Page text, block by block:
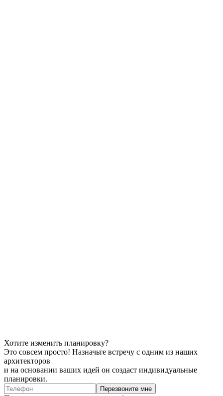
Хотите изменить планировку?
Это совсем просто! Назначьте встречу с одним из наших
архитекторов
и на основании ваших идей он создаст индивидуальные
планировки.